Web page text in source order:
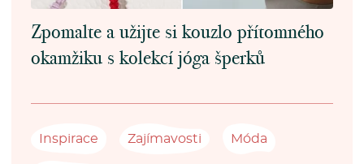
Zpomalte a užijte si kouzlo přítomného
okamžiku s kolekcí jóga šperků
Inspirace Zajímavosti Móda